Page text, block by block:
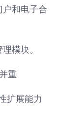
和电子合
模块。
重
扩展能力